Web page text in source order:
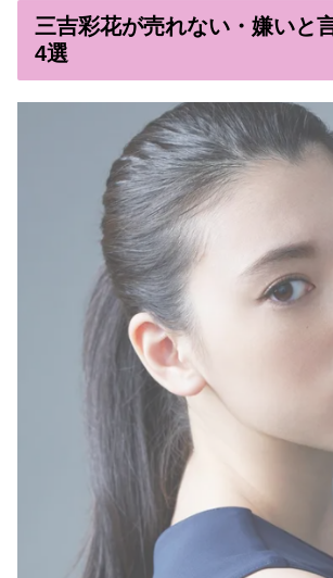
三吉彩花が売れない・嫌いと
4選